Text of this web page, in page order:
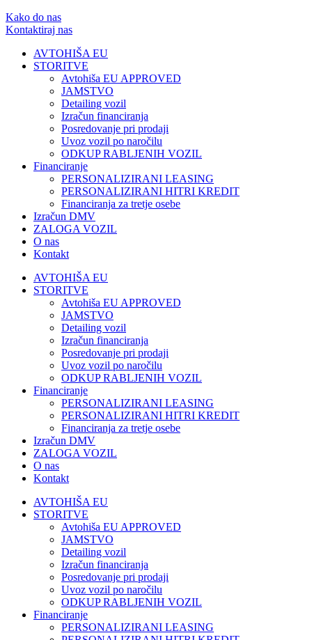
Kako do nas
Kontaktiraj nas
AVTOHIŠA EU
STORITVE
Avtohiša EU APPROVED
JAMSTVO
Detailing vozil
Izračun financiranja
Posredovanje pri prodaji
Uvoz vozil po naročilu
ODKUP RABLJENIH VOZIL
Financiranje
PERSONALIZIRANI LEASING
PERSONALIZIRANI HITRI KREDIT
Financiranja za tretje osebe
Izračun DMV
ZALOGA VOZIL
O nas
Kontakt
AVTOHIŠA EU
STORITVE
Avtohiša EU APPROVED
JAMSTVO
Detailing vozil
Izračun financiranja
Posredovanje pri prodaji
Uvoz vozil po naročilu
ODKUP RABLJENIH VOZIL
Financiranje
PERSONALIZIRANI LEASING
PERSONALIZIRANI HITRI KREDIT
Financiranja za tretje osebe
Izračun DMV
ZALOGA VOZIL
O nas
Kontakt
AVTOHIŠA EU
STORITVE
Avtohiša EU APPROVED
JAMSTVO
Detailing vozil
Izračun financiranja
Posredovanje pri prodaji
Uvoz vozil po naročilu
ODKUP RABLJENIH VOZIL
Financiranje
PERSONALIZIRANI LEASING